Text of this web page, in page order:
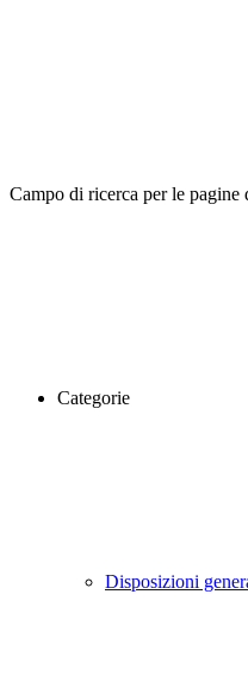
Campo di ricerca per le pagine
Categorie
Disposizioni